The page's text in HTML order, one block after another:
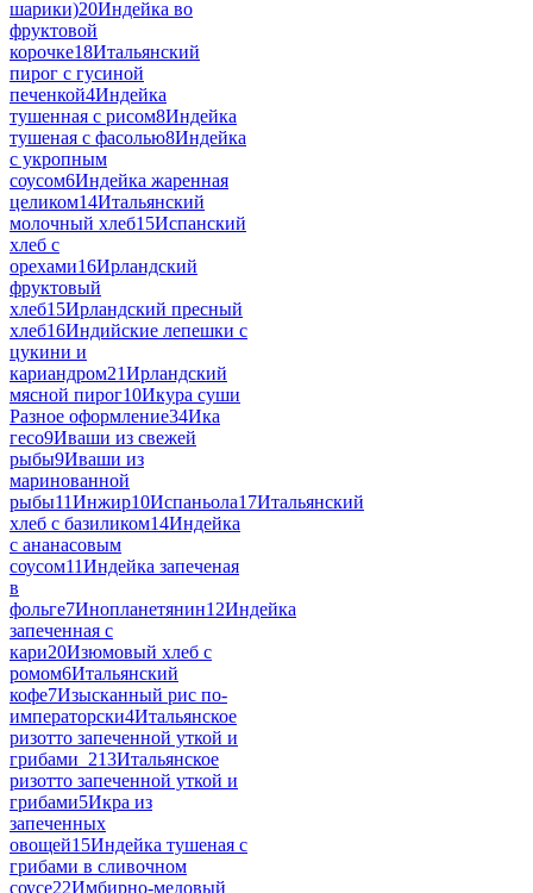
шарики)20Индейка во
фруктовой
корочке18Итальянский
пирог с гусиной
печенкой4Индейка
тушенная с рисом8Индейка
тушеная с фасолью8Индейка
с укропным
соусом6Индейка жаренная
целиком14Итальянский
молочный хлеб15Испанский
хлеб с
орехами16Ирландский
фруктовый
хлеб15Ирландский пресный
хлеб16Индийские лепешки с
цукини и
кариандром21Ирландский
мясной пирог10Икура суши
Разное оформление34Ика
гесо9Иваши из свежей
рыбы9Иваши из
маринованной
рыбы11Инжир10Испаньола17Итальянский
хлеб с базиликом14Индейка
с ананасовым
соусом11Индейка запеченая
в
фольге7Инопланетянин12Индейка
запеченная с
кари20Изюмовый хлеб с
ромом6Итальянский
кофе7Изысканный рис по-
императорски4Итальянское
ризотто запеченной уткой и
грибами_213Итальянское
ризотто запеченной уткой и
грибами5Икра из
запеченных
овощей15Индейка тушеная с
грибами в сливочном
соусе22Имбирно-медовый